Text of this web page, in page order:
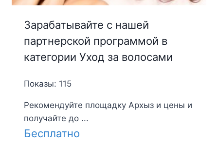
Зарабатывайте с нашей
партнерской программой в
категории Уход за волосами
Показы: 115
Рекомендуйте площадку Архыз и цены и
получайте до ...
Бесплатно